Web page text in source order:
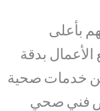
بأعلى
بدقة
عن خدمات صحية
فني صحي